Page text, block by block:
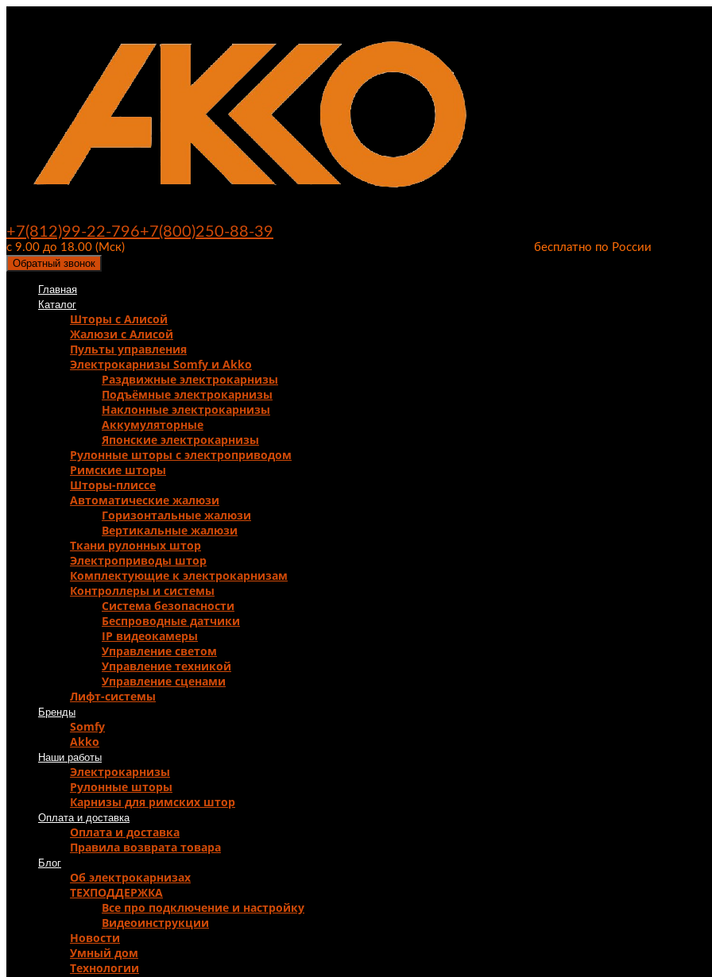
+7(812)99-22-796+7(800)250-88-39
с 9.00 до 18.00 (Мск)
бесплатно по России
Обратный звонок
Главная
Каталог
Шторы с Алисой
Жалюзи с Алисой
Пульты управления
Электрокарнизы Somfy и Аkko
Раздвижные электрокарнизы
Подъёмные электрокарнизы
Наклонные электрокарнизы
Аккумуляторные
Японские электрокарнизы
Рулонные шторы с электроприводом
Римские шторы
Шторы-плиссе
Автоматические жалюзи
Горизонтальные жалюзи
Вертикальные жалюзи
Ткани рулонных штор
Электроприводы штор
Комплектующие к электрокарнизам
Контроллеры и системы
Система безопасности
Беспроводные датчики
IP видеокамеры
Управление светом
Управление техникой
Управление сценами
Лифт-системы
Бренды
Somfy
Akko
Наши работы
Электрокарнизы
Рулонные шторы
Карнизы для римских штор
Оплата и доставка
Оплата и доставка
Правила возврата товара
Блог
Об электрокарнизах
ТЕХПОДДЕРЖКА
Все про подключение и настройку
Видеоинструкции
Новости
Умный дом
Технологии